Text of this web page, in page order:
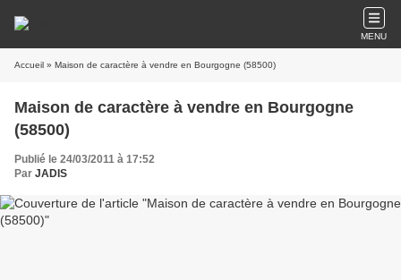
MENU
Accueil » Maison de caractère à vendre en Bourgogne (58500)
Maison de caractère à vendre en Bourgogne
(58500)
Publié le 24/03/2011 à 17:52
Par JADIS